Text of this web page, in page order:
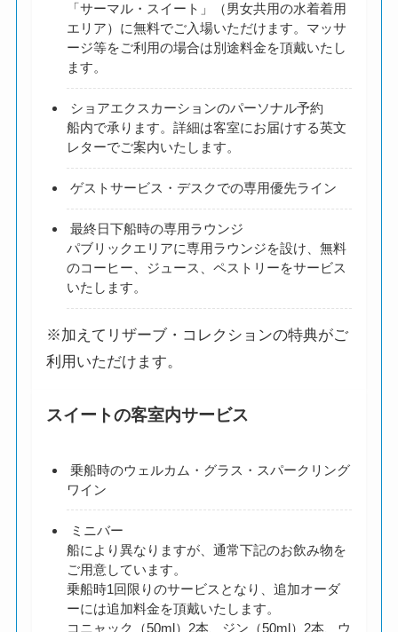
「サーマル・スイート」（男女共用の水着着用
エリア）に無料でご入場いただけます。マッサ
ージ等をご利用の場合は別途料金を頂戴いたし
ます。
ショアエクスカーションのパーソナル予約
船内で承ります。詳細は客室にお届けする英文
レターでご案内いたします。
ゲストサービス・デスクでの専用優先ライン
最終日下船時の専用ラウンジ
パブリックエリアに専用ラウンジを設け、無料
のコーヒー、ジュース、ペストリーをサービス
いたします。
※加えてリザーブ・コレクションの特典がご
利用いただけます。
スイートの客室内サービス
乗船時のウェルカム・グラス・スパークリング
ワイン
ミニバー
船により異なりますが、通常下記のお飲み物を
ご用意しています。
乗船時1回限りのサービスとなり、追加オーダ
ーには追加料金を頂戴いたします。
コニャック（50ml）2本、ジン（50ml）2本、ウ